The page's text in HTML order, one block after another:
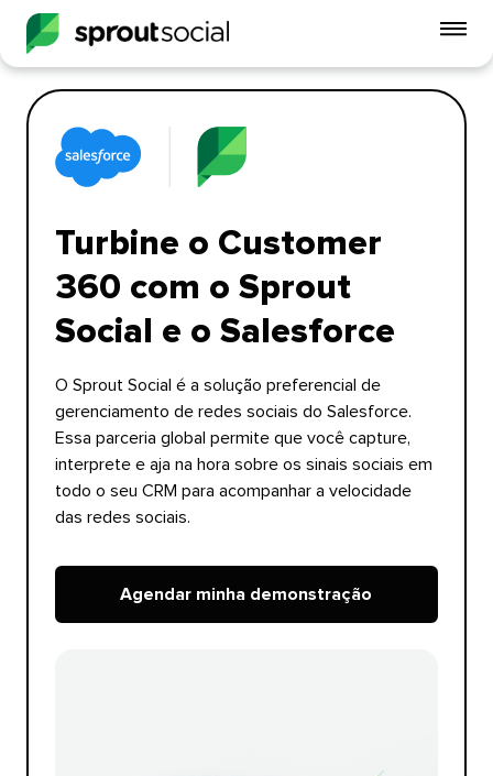
do
Turbine o Customer
360 com o Sprout
Social e o Salesforce​​
O Sprout Social é a solução preferencial de
gerenciamento de redes sociais do Salesforce.
Essa parceria global permite que você capture,
interprete e aja na hora sobre os sinais sociais em
todo o seu CRM para acompanhar a velocidade
das redes sociais.​​
Agendar minha demonstração​​